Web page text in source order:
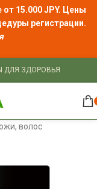
от 15.000 JPY. Цены
регистрации.
ДЛЯ ЗДОРОВЬЯ
волос